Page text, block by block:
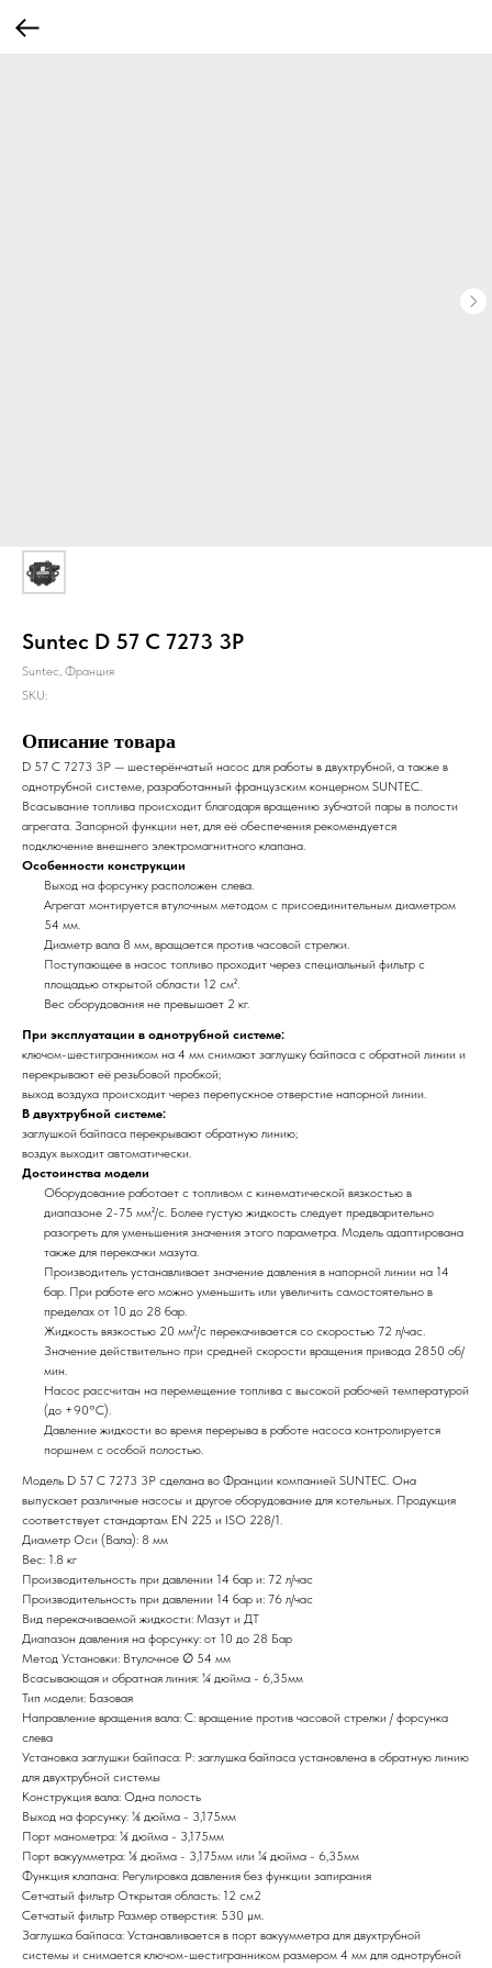
Suntec D 57 C 7273 3P
Suntec, Франция
SKU:
Описание товара
D 57 C 7273 3P — шестерёнчатый насос для работы в двухтрубной, а также в
однотрубной системе, разработанный французским концерном SUNTEC.
Всасывание топлива происходит благодаря вращению зубчатой пары в полости
агрегата. Запорной функции нет, для её обеспечения рекомендуется
подключение внешнего электромагнитного клапана.
Особенности конструкции
Выход на форсунку расположен слева.
Агрегат монтируется втулочным методом с присоединительным диаметром
54 мм.
Диаметр вала 8 мм, вращается против часовой стрелки.
Поступающее в насос топливо проходит через специальный фильтр с
площадью открытой области 12 см².
Вес оборудования не превышает 2 кг.
При эксплуатации в однотрубной системе:
ключом-шестигранником на 4 мм снимают заглушку байпаса с обратной линии и
перекрывают её резьбовой пробкой;
выход воздуха происходит через перепускное отверстие напорной линии.
В двухтрубной системе:
заглушкой байпаса перекрывают обратную линию;
воздух выходит автоматически.
Достоинства модели
Оборудование работает с топливом с кинематической вязкостью в
диапазоне 2-75 мм²/с. Более густую жидкость следует предварительно
разогреть для уменьшения значения этого параметра. Модель адаптирована
также для перекачки мазута.
Производитель устанавливает значение давления в напорной линии на 14
бар. При работе его можно уменьшить или увеличить самостоятельно в
пределах от 10 до 28 бар.
Жидкость вязкостью 20 мм²/с перекачивается со скоростью 72 л/час.
Значение действительно при средней скорости вращения привода 2850 об/
мин.
Насос рассчитан на перемещение топлива с высокой рабочей температурой
(до +90°C).
Давление жидкости во время перерыва в работе насоса контролируется
поршнем с особой полостью.
Модель D 57 C 7273 3P сделана во Франции компанией SUNTEC. Она
выпускает различные насосы и другое оборудование для котельных. Продукция
соответствует стандартам EN 225 и ISO 228/1.
Диаметр Оси (Вала): 8 мм
Вес: 1.8 кг
Производительность при давлении 14 бар и: 72 л/час
Производительность при давлении 14 бар и: 76 л/час
Вид перекачиваемой жидкости: Мазут и ДТ
Диапазон давления на форсунку: от 10 до 28 Бар
Метод Установки: Втулочное ∅ 54 мм
Всасывающая и обратная линия: ¼ дюйма - 6,35мм
Тип модели: Базовая
Направление вращения вала: C: вращение против часовой стрелки / форсунка
слева
Установка заглушки байпаса: P: заглушка байпаса установлена в обратную линию
для двухтрубной системы
Конструкция вала: Одна полость
Выход на форсунку: ⅛ дюйма - 3,175мм
Порт манометра: ⅛ дюйма - 3,175мм
Порт вакуумметра: ⅛ дюйма - 3,175мм или ¼ дюйма - 6,35мм
Функция клапана: Регулировка давления без функции запирания
Сетчатый фильтр Открытая область: 12 см2
Сетчатый фильтр Размер отверстия: 530 µм.
Заглушка байпаса: Устанавливается в порт вакуумметра для двухтрубной
системы и снимается ключом-шестигранником размером 4 мм для однотрубной